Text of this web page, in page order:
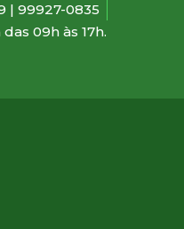
| 99927-0835
09h às 17h.